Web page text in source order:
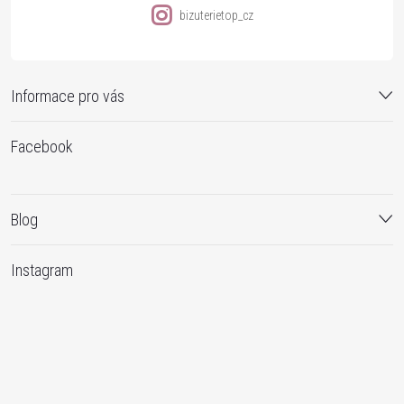
Informace pro vás
bizuterietop_cz
Facebook
Blog
Instagram